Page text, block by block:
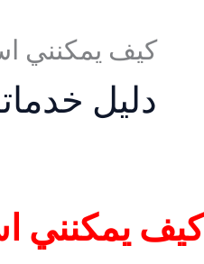
كيف يمكنني
دليل
كيف يمكنني